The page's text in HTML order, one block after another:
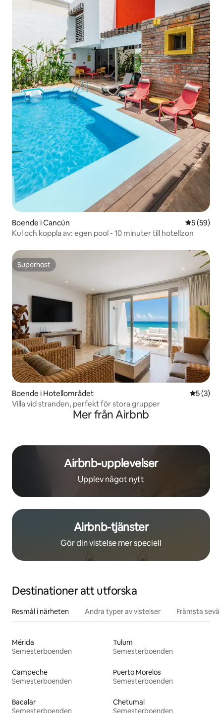
Boende i Cancún 5 av 5 i
5 (59)
Kul och koppla av: egen pool - 10 minuter till hotellzon
Superhost
Superhost
Boende i Hotellområdet 5 av 5 i
5 (3)
Villa vid stranden, perfekt för stora grupper
Mer från Airbnb
Airbnb-upplevelser
Upplev något nytt
Airbnb-tjänster
Gör din vistelse mer speciell
Destinationer att utforska
Resmål i närheten Andra typer av vistelser Främsta
Mérida
Semesterboenden
Tulum
Semesterboenden
Campeche
Semesterboenden
Puerto Morelos
Semesterboenden
Bacalar
Semesterboenden
Chetumal
Semesterboenden